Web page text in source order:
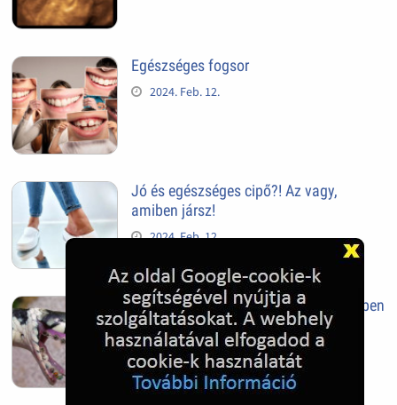
Egészséges fogsor
2024. Feb. 12.
Jó és egészséges cipő?! Az vagy,
amiben jársz!
2024. Feb. 12.
Fogszabályzás fontos lenne még időben
2024. Feb. 12.